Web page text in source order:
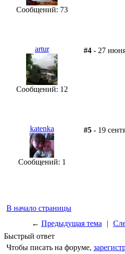
Сообщений: 73
artur
Сообщений: 12
#4 - 27
katenka
Сообщений: 1
#5 - 19
В начало страницы
← Предыдущая тема |
Быстрый ответ
Чтобы писать на форуме,